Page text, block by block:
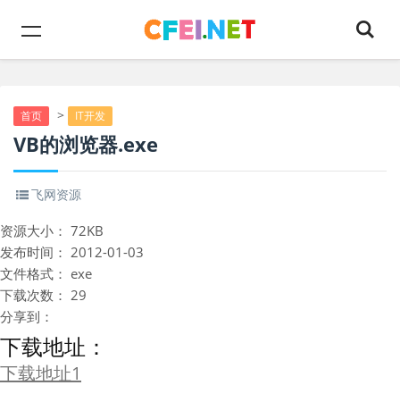
首页 > IT开发
VB的浏览器.exe
飞网资源
资源大小： 72KB
发布时间： 2012-01-03
文件格式： exe
下载次数： 29
分享到：
下载地址：
下载地址1